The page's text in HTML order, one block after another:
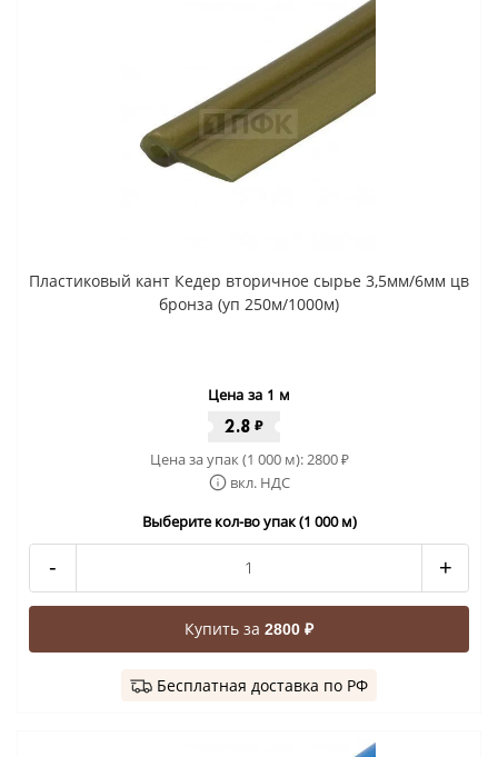
Пластиковый кант Кедер вторичное сырье 3,5мм/6мм цв
бронза (уп 250м/1000м)
Цена за 1 м
2.8 ₽
Цена за упак (1 000 м): 2800₽
вкл. НДС
Выберите кол-во упак (1 000 м)
- +
Купить за 2800 ₽
Бесплатная доставка по РФ